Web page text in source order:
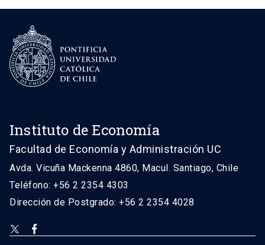
Instituto de Economía
Facultad de Economía y Administración UC
Avda. Vicuña Mackenna 4860, Macul. Santiago, Chile
Teléfono: +56 2 2354 4303
Dirección de Postgrado: +56 2 2354 4028